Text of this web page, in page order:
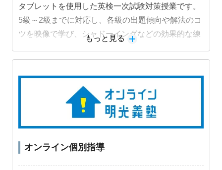
タブレットを使用した英検一次試験対策授業です。
5級～2級までに対応し、各級の出題傾向や解法のコ
ツを映像で学び、シャドーイングなどの効果的な練
もっと見る
オンライン個別指導